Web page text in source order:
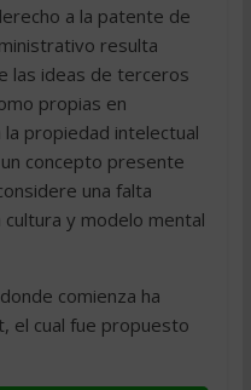
a la patente de
resulta
las ideas de terceros
propias en
propiedad intelectual
concepto presente
una falta
y modelo mental
comienza ha
el cual fue propuesto